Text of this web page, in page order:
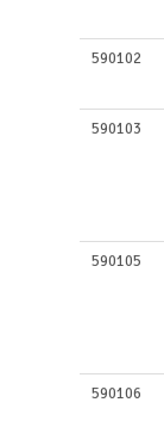
590102
590103
590105
590106